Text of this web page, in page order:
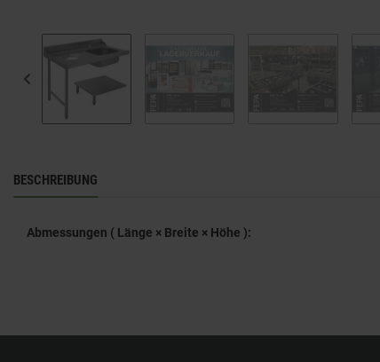
BESCHREIBUNG
Abmessungen ( Länge × Breite × Höhe ):